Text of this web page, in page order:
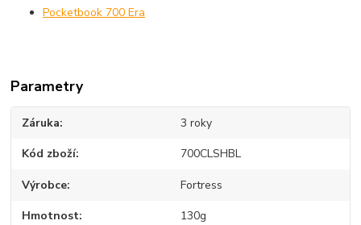
Pocketbook 700 Era
Parametry
Záruka 3 roky
Kód zboží 700CLSHBL
Výrobce Fortress
Hmotnost 130g